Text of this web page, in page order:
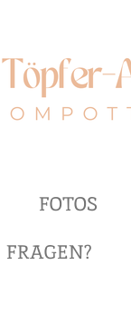
FOTOS
FRAGEN?